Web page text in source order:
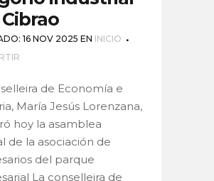
16 NOV 2025 EN INICIO
de Economía e
María Jesús Lorenzana,
hoy la asamblea
de la asociación de
del parque
La conselleira de